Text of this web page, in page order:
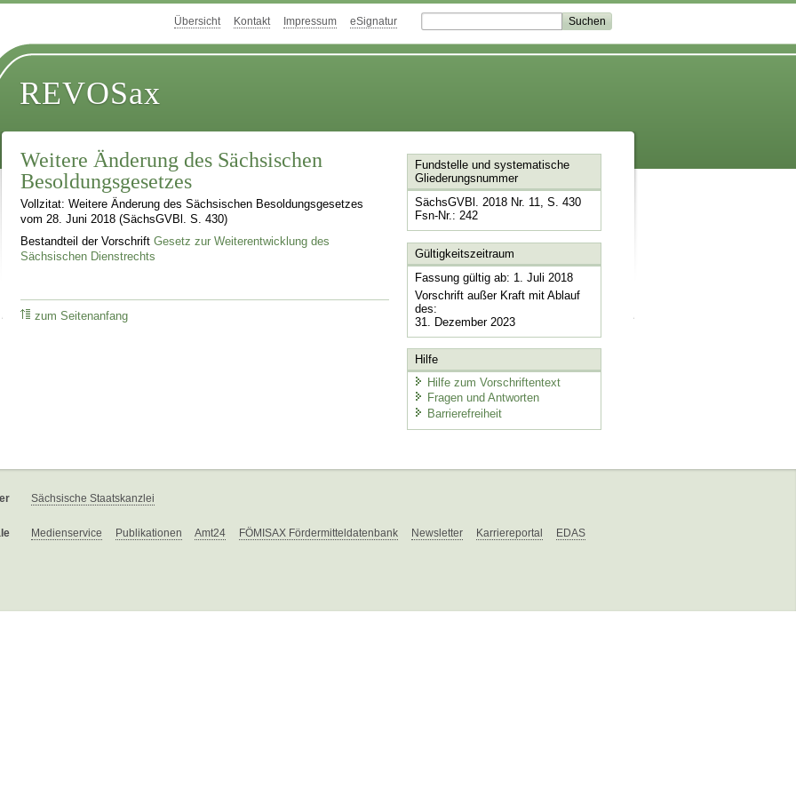
Übersicht Kontakt Impressum eSignatur
REVOSax
Weitere Änderung des Sächsischen
Besoldungsgesetzes
Vollzitat: Weitere Änderung des Sächsischen Besoldungsgesetzes
vom 28. Juni 2018 (SächsGVBl. S. 430)
Bestandteil der VorschriftGesetz zur Weiterentwicklung des
Sächsischen Dienstrechts
zum Seitenanfang
Fundstelle und systematische
Gliederungsnummer
SächsGVBl. 2018 Nr. 11, S. 430
Fsn-Nr.: 242
Gültigkeitszeitraum
Fassung gültig ab: 1. Juli 2018
Vorschrift außer Kraft mit Ablauf
des:
31. Dezember 2023
Hilfe
Hilfe zum Vorschriftentext
Fragen und Antworten
Barrierefreiheit
Sächsische Staatskanzlei
Medienservice Publikationen Amt24 FÖMISAX Fördermitteldatenbank Newsletter Karriereportal EDAS